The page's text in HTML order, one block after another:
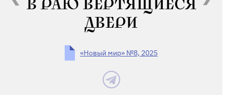
В РАЮ ВЕРТЯЩИЕСЯ
ДВЕРИ
«Новый мир» №8, 2025